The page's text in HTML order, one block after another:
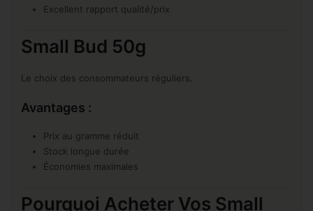
Excellent rapport qualité/prix
Small Bud 50g
Le choix des consommateurs réguliers.
Avantages :
Prix au gramme réduit
Stock longue durée
Économies maximales
Pourquoi Acheter Vos Small